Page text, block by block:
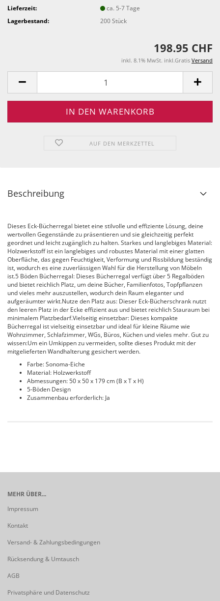
Lieferzeit:
ca. 5-7 Tage
Lagerbestand:
200Stück
198.95 CHF
inkl. 8.1% MwSt. inkl.Gratis Versand
AUF DEN MERKZETTEL
Beschreibung
Dieses Eck-Bücherregal bietet eine stilvolle und effiziente Lösung, deine
wertvollen Gegenstände zu präsentieren und sie gleichzeitig perfekt
geordnet und leicht zugänglich zu halten. Starkes und langlebiges Material:
Holzwerkstoff ist ein langlebiges und robustes Material mit einer glatten
Oberfläche, das gegen Feuchtigkeit, Verformung und Rissbildung beständig
ist, wodurch es eine zuverlässigen Wahl für die Herstellung von Möbeln
ist.5 Böden Bücherregal: Dieses Bücherregal verfügt über 5 Regalböden
und bietet reichlich Platz, um deine Bücher, Familienfotos, Topfpflanzen
und vieles mehr auszustellen, wodurch dein Raum eleganter und
aufgeräumter wirkt.Nutze den Platz aus: Dieser Eck-Bücherschrank nutzt
den leeren Platz in der Ecke effizient aus und bietet reichlich Stauraum bei
minimalem Platzbedarf.Vielseitig einsetzbar: Dieses kompakte
Bücherregal ist vielseitig einsetzbar und ideal für kleine Räume wie
Wohnzimmer, Schlafzimmer, WGs, Büros, Küchen und vieles mehr. Gut zu
wissen:Um ein Umkippen zu vermeiden, sollte dieses Produkt mit der
mitgelieferten Wandhalterung gesichert werden.
Farbe: Sonoma-Eiche
Material: Holzwerkstoff
Abmessungen: 50 x 50 x 179 cm (B x T x H)
5-Böden Design
Zusammenbau erforderlich: Ja
MEHR ÜBER...
Impressum
Kontakt
Versand- & Zahlungsbedingungen
Rücksendung & Umtausch
AGB
Privatsphäre und Datenschutz